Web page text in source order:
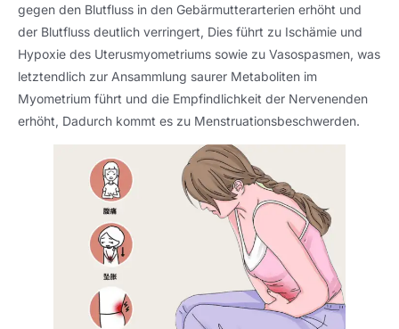
gegen den Blutfluss in den Gebärmutterarterien erhöht und
der Blutfluss deutlich verringert, Dies führt zu Ischämie und
Hypoxie des Uterusmyometriums sowie zu Vasospasmen, was
letztendlich zur Ansammlung saurer Metaboliten im
Myometrium führt und die Empfindlichkeit der Nervenenden
erhöht, Dadurch kommt es zu Menstruationsbeschwerden.